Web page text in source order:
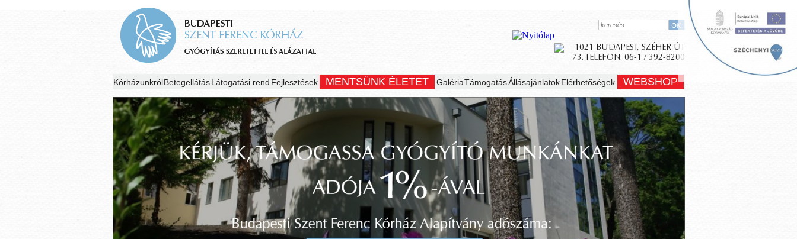
KórházunkrólBetegellátásLátogatási rend Fejlesztések MENTSÜNK ÉLETET GalériaTámogatásÁllásajánlatok Elérhetőségek WEBSHOP